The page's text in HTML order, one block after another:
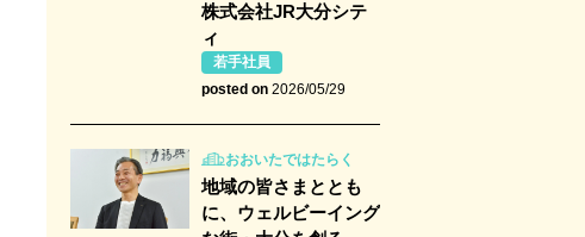
株式会社JR大分シテ
ィ
若手社員
posted on 2026/05/29
おおいたではたらく
地域の皆さまととも
に、ウェルビーイング